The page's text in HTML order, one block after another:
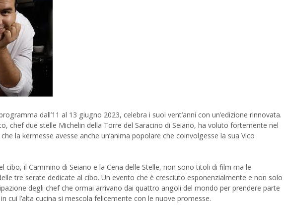
dall’11 al 13 giugno 2023, celebra i suoi vent’anni con un’edizione rinnovata.
chef due stelle Michelin della Torre del Saracino di Seiano, ha voluto fortemente nel
la kermesse avesse anche un’anima popolare che coinvolgesse la sua Vico
cibo, il Cammino di Seiano e la Cena delle Stelle, non sono titoli di film ma le
tre serate dedicate al cibo. Un evento che è cresciuto esponenzialmente e non solo
degli chef che ormai arrivano dai quattro angoli del mondo per prendere parte
cui l’alta cucina si mescola felicemente con le nuove promesse.